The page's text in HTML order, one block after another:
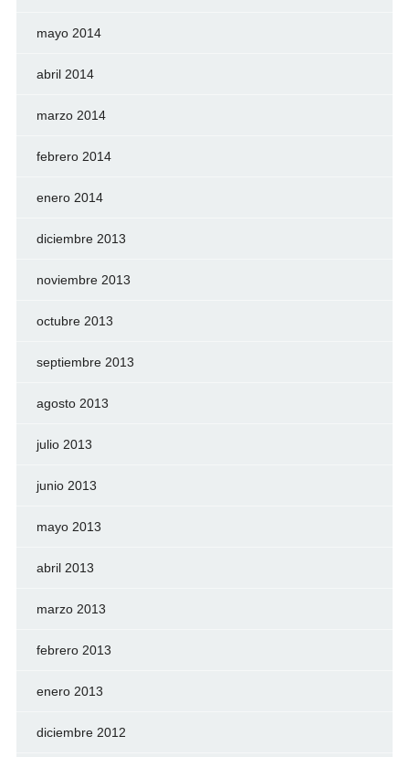
mayo 2014
abril 2014
marzo 2014
febrero 2014
enero 2014
diciembre 2013
noviembre 2013
octubre 2013
septiembre 2013
agosto 2013
julio 2013
junio 2013
mayo 2013
abril 2013
marzo 2013
febrero 2013
enero 2013
diciembre 2012